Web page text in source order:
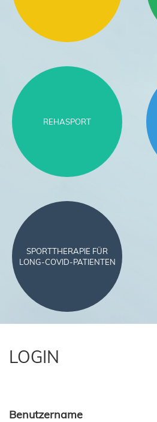
REHASPORT
SPORTTHERAPIE FÜR
LONG-COVID-PATIENTEN
LOGIN
Benutzername